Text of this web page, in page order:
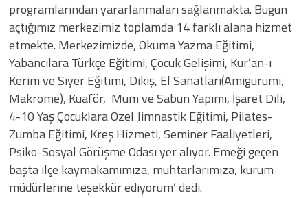
programlarından yararlanmaları sağlanmakta. Bugün
açtığımız merkezimiz toplamda 14 farklı alana hizmet
etmekte. Merkezimizde, Okuma Yazma Eğitimi,
Yabancılara Türkçe Eğitimi, Çocuk Gelişimi, Kur’an-ı
Kerim ve Siyer Eğitimi, Dikiş, El Sanatları(Amigurumi,
Makrome), Kuaför, Mum ve Sabun Yapımı, İşaret Dili,
4-10 Yaş Çocuklara Özel Jimnastik Eğitimi, Pilates-
Zumba Eğitimi, Kreş Hizmeti, Seminer Faaliyetleri,
Psiko-Sosyal Görüşme Odası yer alıyor. Emeği geçen
başta ilçe kaymakamımıza, muhtarlarımıza, kurum
müdürlerine teşekkür ediyorum’ dedi.